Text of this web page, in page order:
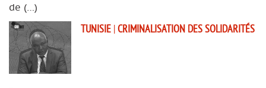
de (…)
TUNISIE |CRIMINALISATION DES SOLIDARITÉS